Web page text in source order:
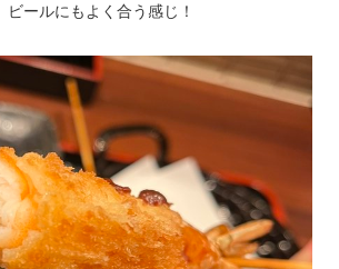
ールにもよく合う感じ！